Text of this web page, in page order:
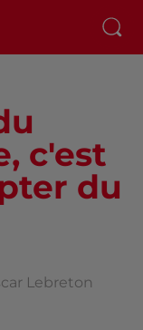
c'est
du
Lebreton